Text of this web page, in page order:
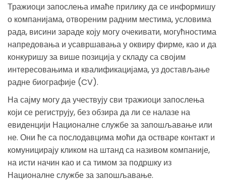
Тражиоци запослења имаће прилику да се информишу
о компанијама, отвореним радним местима, условима
рада, висини зараде коју могу очекивати, могућностима
напредовања и усавршавања у оквиру фирме, као и да
конкуришу за више позиција у складу са својим
интересовањима и квалификацијама, уз достављање
радне биографије (CV).
На сајму могу да учествују сви тражиоци запослења
који се региструју, без обзира да ли се налазе на
евиденцији Националне службе за запошљавање или
не. Они ће са послодавцима моћи да остваре контакт и
комуницирају кликом на штанд са називом компаније,
на исти начин као и са тимом за подршку из
Националне службе за запошљавање.